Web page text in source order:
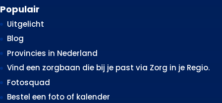
Populair
Uitgelicht
Blog
Provincies in Nederland
Vind een zorgbaan die bij je past via Zorg in je Regio.
Fotosquad
Bestel een foto of kalender